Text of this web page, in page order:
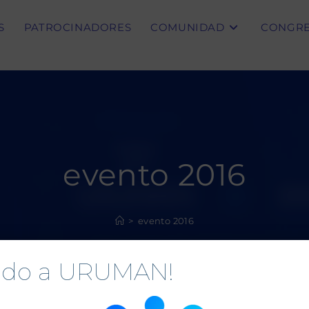
PATROCINADORES COMUNIDAD
evento 2016
> evento 2016
a URUMAN!